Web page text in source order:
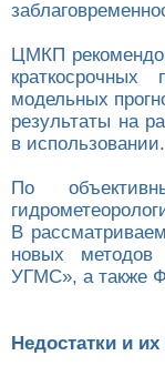
ЦМКП
краткосрочных
модельных
результаты на
в использовании.
По
В
новых методов
УГМС», а также
Недостатки и